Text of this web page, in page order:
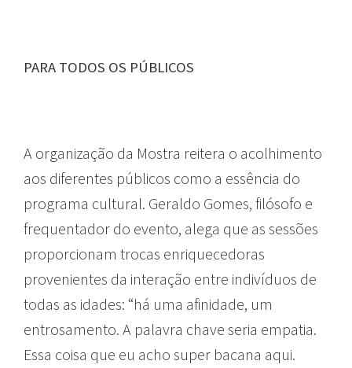
PARA TODOS OS PÚBLICOS
A organização da Mostra reitera o acolhimento
aos diferentes públicos como a essência do
programa cultural. Geraldo Gomes, filósofo e
frequentador do evento, alega que as sessões
proporcionam trocas enriquecedoras
provenientes da interação entre indivíduos de
todas as idades: “há uma afinidade, um
entrosamento. A palavra chave seria empatia.
Essa coisa que eu acho super bacana aqui.